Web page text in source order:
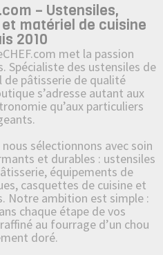
– Ustensiles,
matériel de cuisine
2010
met la passion
Spécialiste des ustensiles de
de pâtisserie de qualité
s’adresse autant aux
qu’aux particuliers
nous sélectionnons avec soin
et durables : ustensiles
équipements de
casquettes de cuisine et
Notre ambition est simple :
chaque étape de vos
au fourrage d’un chou
doré.